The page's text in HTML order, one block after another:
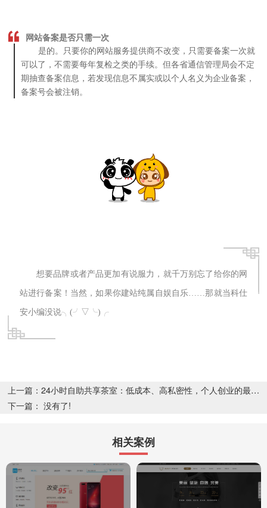
网站备案是否只需一次
是的。只要你的网站服务提供商不改变，只需要备案一次就
可以了，不需要每年复检之类的手续。但各省通信管理局会不定
期抽查备案信息，若发现信息不属实或以个人名义为企业备案，
备案号会被注销。
想要品牌或者产品更加有说服力，就千万别忘了给你的网
站进行备案！当然，如果你建站纯属自娱自乐……那就当科仕
安小编没说╮(╯▽╰)╭
上一篇：24小时自助共享茶室：低成本、高私密性，个人创业的最佳选择
下一篇： 没有了!
相关案例